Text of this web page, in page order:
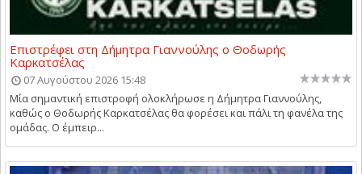
Επιστρέφει στη Δήμητρα Γιαννούλης ο Θοδωρής
Καρκατσέλας
07 Αυγούστου 2026 15:48
Μία σημαντική επιστροφή ολοκλήρωσε η Δήμητρα Γιαννούλης,
καθώς ο Θοδωρής Καρκατσέλας θα φορέσει και πάλι τη φανέλα της
ομάδας. Ο έμπειρ...